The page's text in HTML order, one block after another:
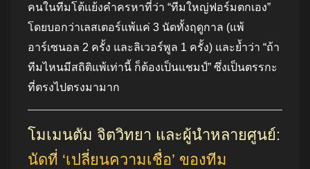
คนในทีมโต้แย้งคำครหาที่ว่า “ทีมใหญ่ฟอร์มตกเอง”
โดยบอกว่าเลสเตอร์แพ้แค่ 3 นัดทั้งฤดูกาล (แพ้
อาร์เซนอล 2 ครั้ง และลิเวอร์พูล 1 ครั้ง) และย้ำว่า “ถ้า
ทีมไหนมีสถิติแพ้เท่านี้ ก็ต้องเป็นแชมป์” ซึ่งเป็นตรรกะ
ที่ตรงไปตรงมามาก
โมเมนตัม จิตวิทยา และผู้นำหลายศูนย์:
นัดที่ ‘เปลี่ยนความเชื่อ’ ของทีม